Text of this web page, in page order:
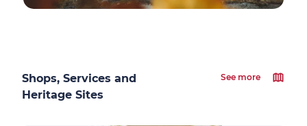
Shops, Services and
Heritage Sites
See more